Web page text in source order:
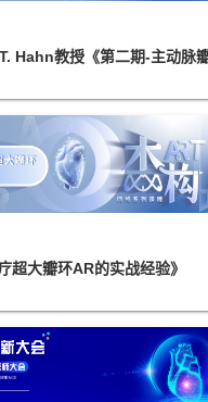
Hahn教授《第二期-主动脉
大瓣环AR的实战经验》